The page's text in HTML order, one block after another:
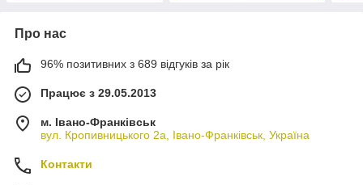
Про нас
96% позитивних з 689 відгуків за рік
Працює з 29.05.2013
м. Івано-Франківськ
вул. Кропивницького 2а, Івано-Франківськ, Україна
Контакти